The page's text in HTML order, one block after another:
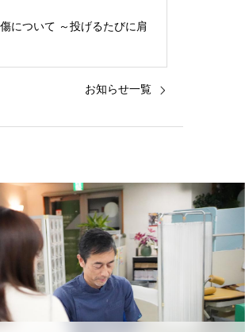
について ～投げるたびに肩
お知らせ一覧